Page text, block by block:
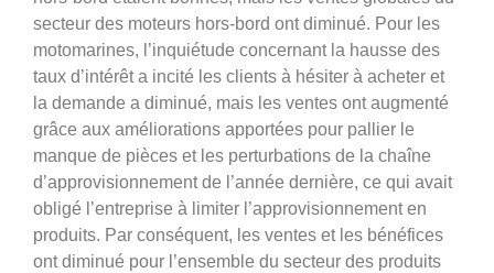
secteur des moteurs hors-bord ont diminué. Pour les
motomarines, l’inquiétude concernant la hausse des
taux d’intérêt a incité les clients à hésiter à acheter et
la demande a diminué, mais les ventes ont augmenté
grâce aux améliorations apportées pour pallier le
manque de pièces et les perturbations de la chaîne
d’approvisionnement de l’année dernière, ce qui avait
obligé l’entreprise à limiter l’approvisionnement en
produits. Par conséquent, les ventes et les bénéfices
ont diminué pour l’ensemble du secteur des produits